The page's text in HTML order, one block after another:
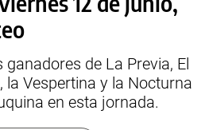
de La Previa, El
la Vespertina y la Nocturna
en esta jornada.